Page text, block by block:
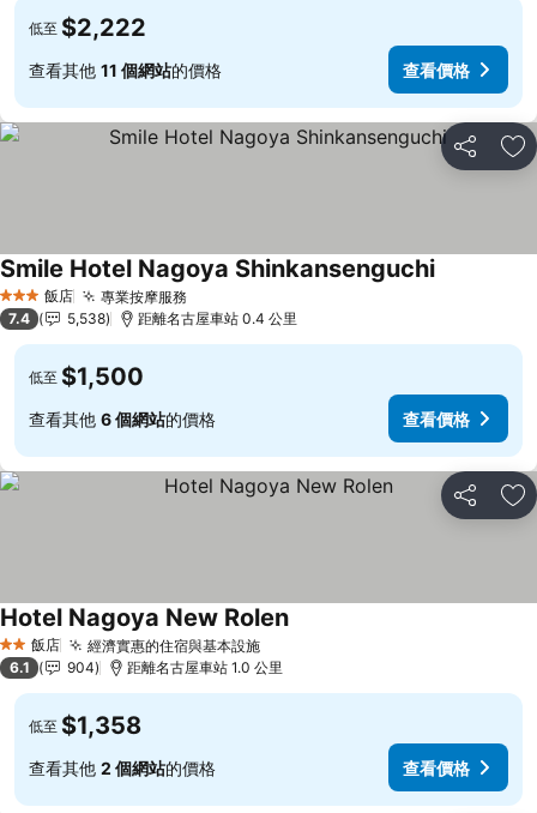
低至 $2,222
查看其他 11 個網站的價格 查看價格
分享 加
3 星級 飯店 專業按摩服務
Smile Hotel Nagoya Shinkansenguchi查看價格
7.4 5,538 距離名古屋車站 0.4 公里
低至 $1,500
查看其他 6 個網站的價格 查看價格
分享 加
2 星級飯店 經濟實惠的住宿與基本設施查看價格
Hotel Nagoya New Rolen查看價格
6.1 904 距離名古屋車站 1.0 公里
低至 $1,358
查看其他 2 個網站的價格 查看價格